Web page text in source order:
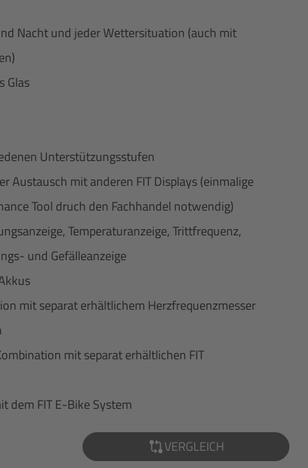
Nacht und jeder Wettersituation (auch mit
Glas
Unterstützungsstufen
Austausch mit anderen FIT Displays (einmalige
Tool druch den Fachhandel notwendig)
Temperaturanzeige, Trittfrequenz,
und Gefälleanzeige
mit separat erhältlichem Herzfrequenzmesser
mit separat erhältlichen FIT
dem FIT E-Bike System
VERGLEICH